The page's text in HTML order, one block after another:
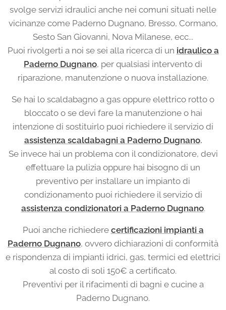
svolge servizi idraulici anche nei comuni situati nelle
vicinanze come Paderno Dugnano, Bresso, Cormano,
Sesto San Giovanni, Nova Milanese, ecc...
Puoi rivolgerti a noi se sei alla ricerca di un idraulico a
Paderno Dugnano, per qualsiasi intervento di
riparazione, manutenzione o nuova installazione.
Se hai lo scaldabagno a gas oppure elettrico rotto o
bloccato o se devi fare la manutenzione o hai
intenzione di sostituirlo puoi richiedere il servizio di
assistenza scaldabagni a Paderno Dugnano.
Se invece hai un problema con il condizionatore, devi
effettuare la pulizia oppure hai bisogno di un
preventivo per installare un impianto di
condizionamento puoi richiedere il servizio di
assistenza condizionatori a Paderno Dugnano.
Puoi anche richiedere certificazioni impianti a
Paderno Dugnano, ovvero dichiarazioni di conformità
e rispondenza di impianti idrici, gas, termici ed elettrici
al costo di soli 150€ a certificato.
Preventivi per il rifacimenti di bagni e cucine a
Paderno Dugnano.